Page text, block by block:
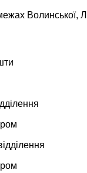
Волинської,